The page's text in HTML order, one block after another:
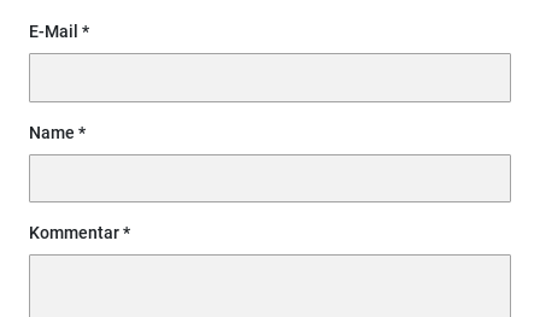
E-Mail
Name
Kommentar